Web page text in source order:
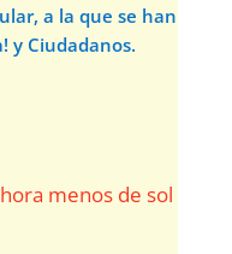
a la que se han
y Ciudadanos.